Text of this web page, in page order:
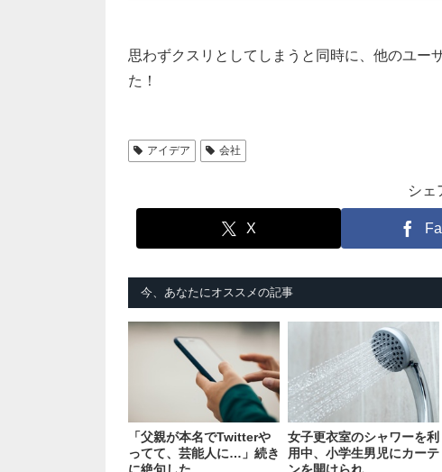
思わずクスリとしてしまうと同時に、他のユー
た！
アイデア 会社
シェ
X
今、あなたにオススメの記事
「父親が本名でTwitterや
ってて、芸能人に…」続き
女子更衣室のシャワーを利
用中、小学生男児にカーテ